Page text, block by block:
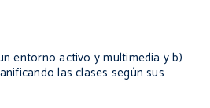
entorno activo y multimedia y b)
las clases según sus